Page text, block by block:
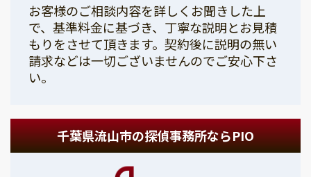
お客様のご相談内容を詳しくお聞きした上
で、基準料金に基づき、丁寧な説明とお見積
もりをさせて頂きます。契約後に説明の無い
請求などは一切ございませんのでご安心下さ
い。
千葉県流山市の探偵事務所ならPIO